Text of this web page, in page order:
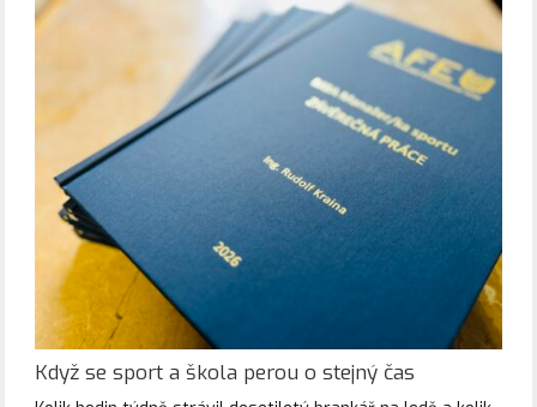
Když se sport a škola perou o stejný čas